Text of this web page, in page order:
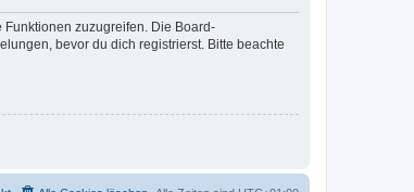
zuzugreifen. Die Board-
bevor du dich registrierst. Bitte beachte